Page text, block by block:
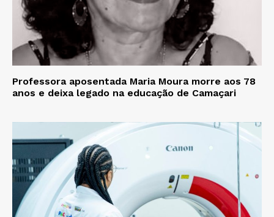
Professora aposentada Maria Moura morre aos 78
anos e deixa legado na educação de Camaçari